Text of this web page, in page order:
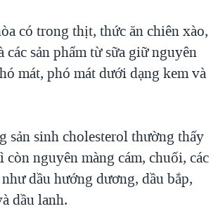
có trong thịt, thức ăn chiên xào,
các sản phẩm từ sữa giữ nguyên
mát, phó mát dưới dạng kem và
sản sinh cholesterol thường thấy
còn nguyên màng cám, chuối, các
dầu hướng dương, dầu bắp,
dầu lanh.